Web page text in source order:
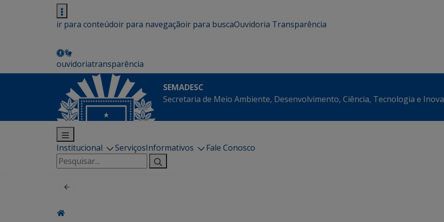
ir para conteúdoir para navegaçãoir para buscaOuvidoria Transparência
ouvidoriatransparência
SEMADESC
Secretaria de Meio Ambiente, Desenvolvimento, Ciência, Tecnologia e
Institucional ServiçosInformativos
Fale Conosco
Pesquisar
por: